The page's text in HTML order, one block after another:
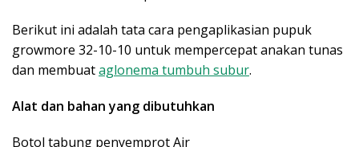
Berikut ini adalah tata cara pengaplikasian pupuk
growmore 32-10-10 untuk mempercepat anakan tunas
dan membuataglonema tumbuh subur.
Alat dan bahan yang dibutuhkan
Botol tabung penyemprot Air